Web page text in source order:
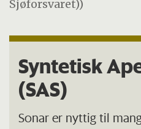
Sjøforsvaret))
Syntetisk
(SAS)
Sonar er nyttig til